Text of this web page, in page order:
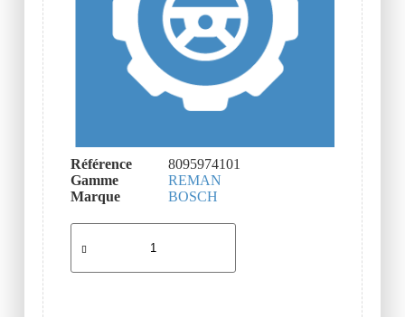
Référence
8095974101
Gamme
REMAN
Marque
BOSCH